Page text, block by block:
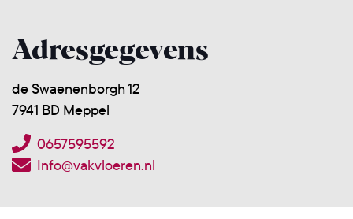
Adresgegevens
de Swaenenborgh 12
7941 BD Meppel
0657595592
Info@vakvloeren.nl